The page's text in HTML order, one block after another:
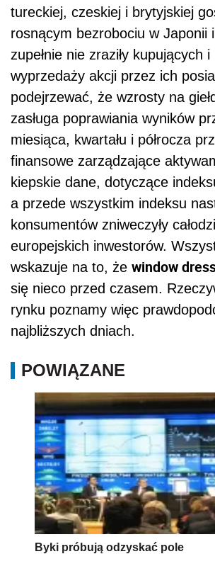
tureckiej, czeskiej i brytyjskiej
rosnącym bezrobociu w Japonii
zupełnie nie zraziły kupujących i
wyprzedaży akcji przez ich
podejrzewać, że wzrosty na
zasługa poprawiania wyników
miesiąca, kwartału i półrocza
finansowe zarządzające
kiepskie dane, dotyczące
a przede wszystkim indeksu
konsumentów zniweczyły
europejskich inwestorów.
wskazuje na to, że window
się nieco przed czasem.
rynku poznamy więc
najbliższych dniach.
POWIĄZANE
Byki próbują odzyskać pole